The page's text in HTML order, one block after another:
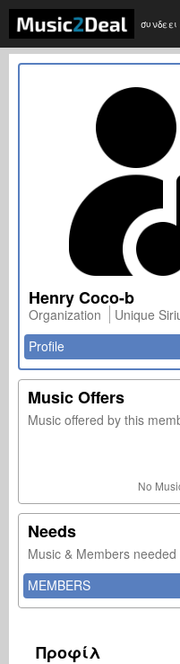
Henry Coco-b
Organization Unique
Profile
Music Offers
Music offered by this
No
Needs
Music & Members
MEMBERS
Προφίλ